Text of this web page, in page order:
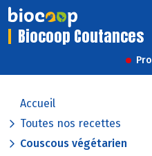
Biocoop Coutances
Accueil
Toutes nos recettes
Couscous végétarien